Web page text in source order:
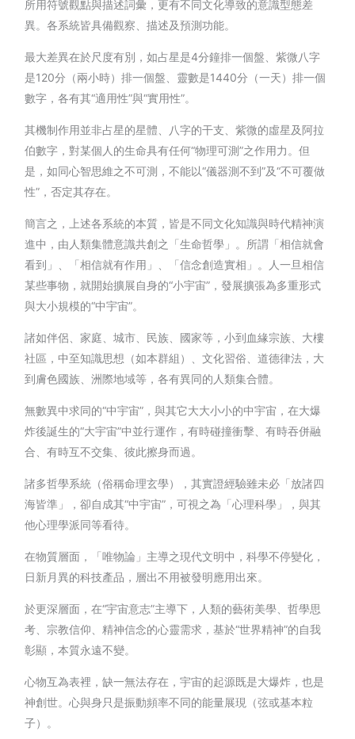
所用符號觀點與描述詞彙，更有不同文化導致的意識型態差
異。各系統皆具備觀察、描述及預測功能。
最大差異在於尺度有別，如占星是4分鐘排一個盤、紫微八字
是120分（兩小時）排一個盤、靈數是1440分（一天）排一個
數字，各有其“適用性”與“實用性”。
其機制作用並非占星的星體、八字的干支、紫微的虛星及阿拉
伯數字，對某個人的生命具有任何“物理可測”之作用力。但
是，如同心智思維之不可測，不能以“儀器測不到”及“不可覆做
性”，否定其存在。
簡言之，上述各系統的本質，皆是不同文化知識與時代精神演
進中，由人類集體意識共創之「生命哲學」。所謂「相信就會
看到」、「相信就有作用」、「信念創造實相」。人一旦相信
某些事物，就開始擴展自身的“小宇宙”，發展擴張為多重形式
與大小規模的“中宇宙”。
諸如伴侶、家庭、城市、民族、國家等，小到血緣宗族、大樓
社區，中至知識思想（如本群組）、文化習俗、道德律法，大
到膚色國族、洲際地域等，各有異同的人類集合體。
無數異中求同的“中宇宙”，與其它大大小小的中宇宙，在大爆
炸後誕生的“大宇宙”中並行運作，有時碰撞衝擊、有時吞併融
合、有時互不交集、彼此擦身而過。
諸多哲學系統（俗稱命理玄學），其實證經驗雖未必「放諸四
海皆準」，卻自成其“中宇宙”，可視之為「心理科學」，與其
他心理學派同等看待。
在物質層面，「唯物論」主導之現代文明中，科學不停變化，
日新月異的科技產品，層出不用被發明應用出來。
於更深層面，在“宇宙意志”主導下，人類的藝術美學、哲學思
考、宗教信仰、精神信念的心靈需求，基於“世界精神”的自我
彰顯，本質永遠不變。
心物互為表裡，缺一無法存在，宇宙的起源既是大爆炸，也是
神創世。心與身只是振動頻率不同的能量展現（弦或基本粒
子）。